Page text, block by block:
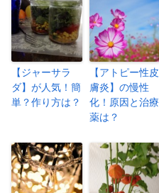
【ジャーサラ
ダ】が人気！簡
単？作り方は？
【アトピー性皮
膚炎】の慢性
化！原因と治療
薬は？